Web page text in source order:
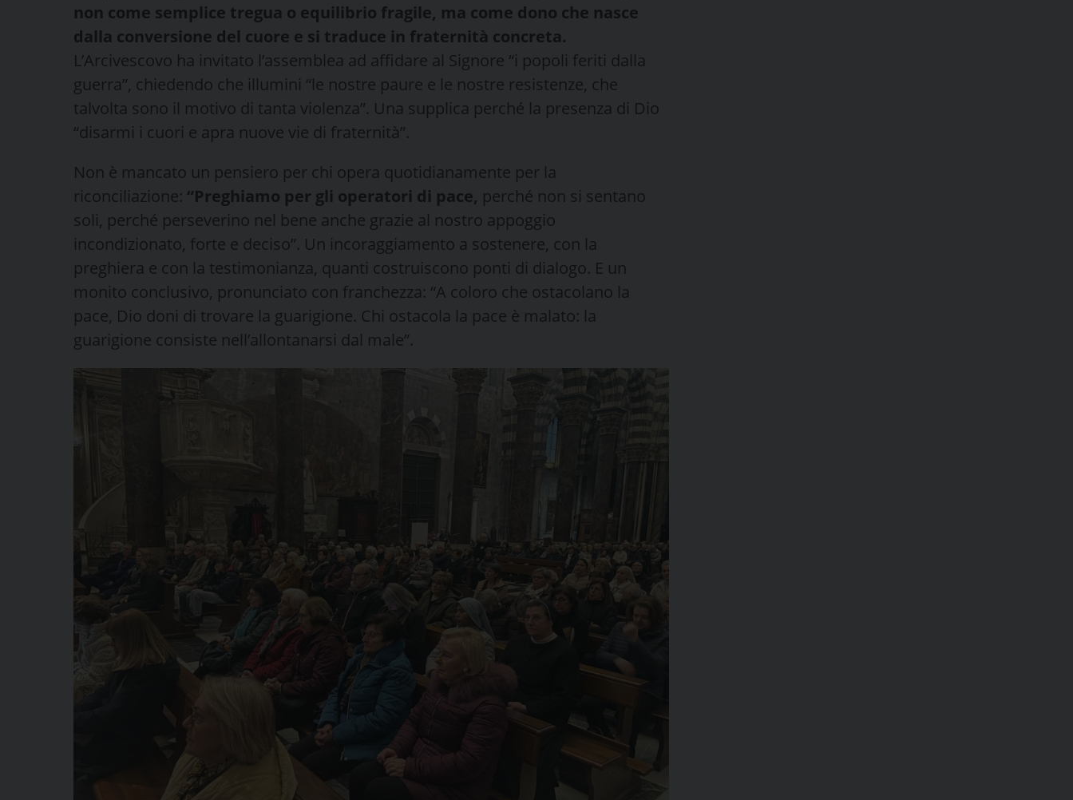
non come semplice tregua o equilibrio fragile, ma come dono che nasce
dalla conversione del cuore e si traduce in fraternità concreta.
L’Arcivescovo ha invitato l’assemblea ad affidare al Signore “i popoli feriti dalla
guerra”, chiedendo che illumini “le nostre paure e le nostre resistenze, che
talvolta sono il motivo di tanta violenza”. Una supplica perché la presenza di Dio
“disarmi i cuori e apra nuove vie di fraternità”.
Non è mancato un pensiero per chi opera quotidianamente per la
riconciliazione: “Preghiamo per gli operatori di pace, perché non si sentano
soli, perché perseverino nel bene anche grazie al nostro appoggio
incondizionato, forte e deciso”. Un incoraggiamento a sostenere, con la
preghiera e con la testimonianza, quanti costruiscono ponti di dialogo. E un
monito conclusivo, pronunciato con franchezza: “A coloro che ostacolano la
pace, Dio doni di trovare la guarigione. Chi ostacola la pace è malato: la
guarigione consiste nell’allontanarsi dal male”.